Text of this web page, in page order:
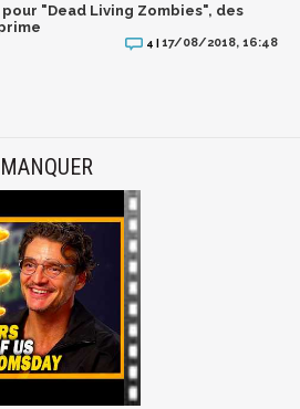
pour "Dead Living Zombies", des
4 |17/08/2018, 16:48